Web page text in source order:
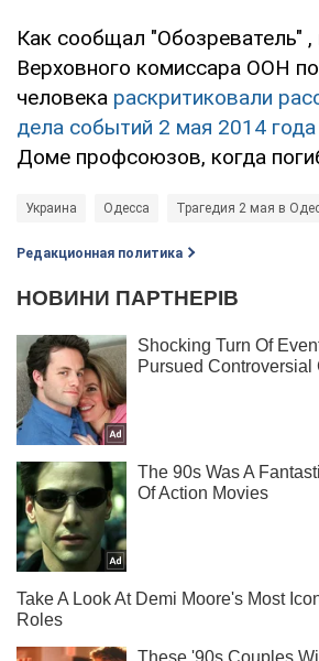
Как сообщал "Обозреватель" ,
Верховного комиссара ООН
человека раскритиковали
дела событий 2 мая 2014 года
Доме профсоюзов, когда
Украина Одесса Трагедия 2 мая в
Редакционная политика